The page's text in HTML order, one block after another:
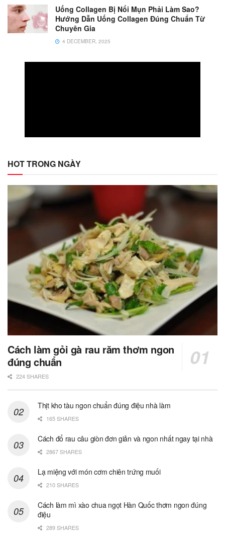
Uống Collagen Bị Nổi Mụn Phải Làm Sao?
Hướng Dẫn Uống Collagen Đúng Chuẩn Từ
Chuyên Gia
4 DECEMBER, 2025
HOT TRONG NGÀY
Cách làm gỏi gà rau răm thơm ngon
đúng chuẩn
224 SHARES
Thịt kho tàu ngon chuẩn đúng điệu nhà làm
165 SHARES
Cách đổ rau câu giòn đơn giản và ngon nhất ngay tại nhà
2867 SHARES
Lạ miệng với món cơm chiên trứng muối
210 SHARES
Cách làm mì xào chua ngọt Hàn Quốc thơm ngon đúng
điệu
289 SHARES